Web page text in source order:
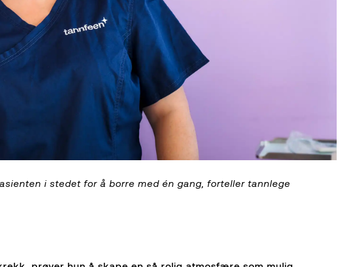
i stedet for å borre med én gang, forteller tannlege